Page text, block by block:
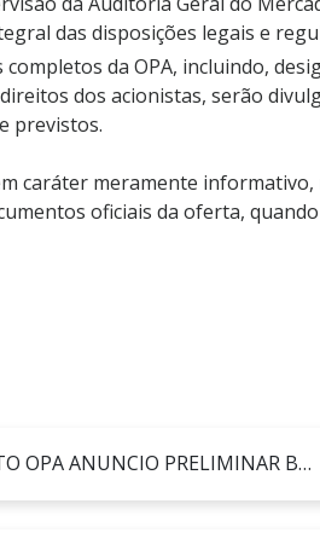
das disposições legais e
completos da OPA, incluindo,
dos acionistas, serão
previstos.
caráter meramente
oficiais da oferta,
ADITAMENTO OPA ANUNCIO PRELIMINAR BCA